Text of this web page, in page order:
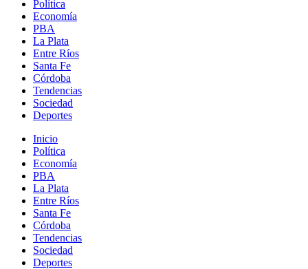
Política
Economía
PBA
La Plata
Entre Ríos
Santa Fe
Córdoba
Tendencias
Sociedad
Deportes
Inicio
Política
Economía
PBA
La Plata
Entre Ríos
Santa Fe
Córdoba
Tendencias
Sociedad
Deportes